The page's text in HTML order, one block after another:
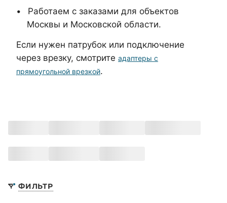
Работаем с заказами для объектов
Москвы и Московской области.
Если нужен патрубок или подключение
через врезку, смотрите адаптеры с
прямоугольной врезкой.
ФИЛЬТР